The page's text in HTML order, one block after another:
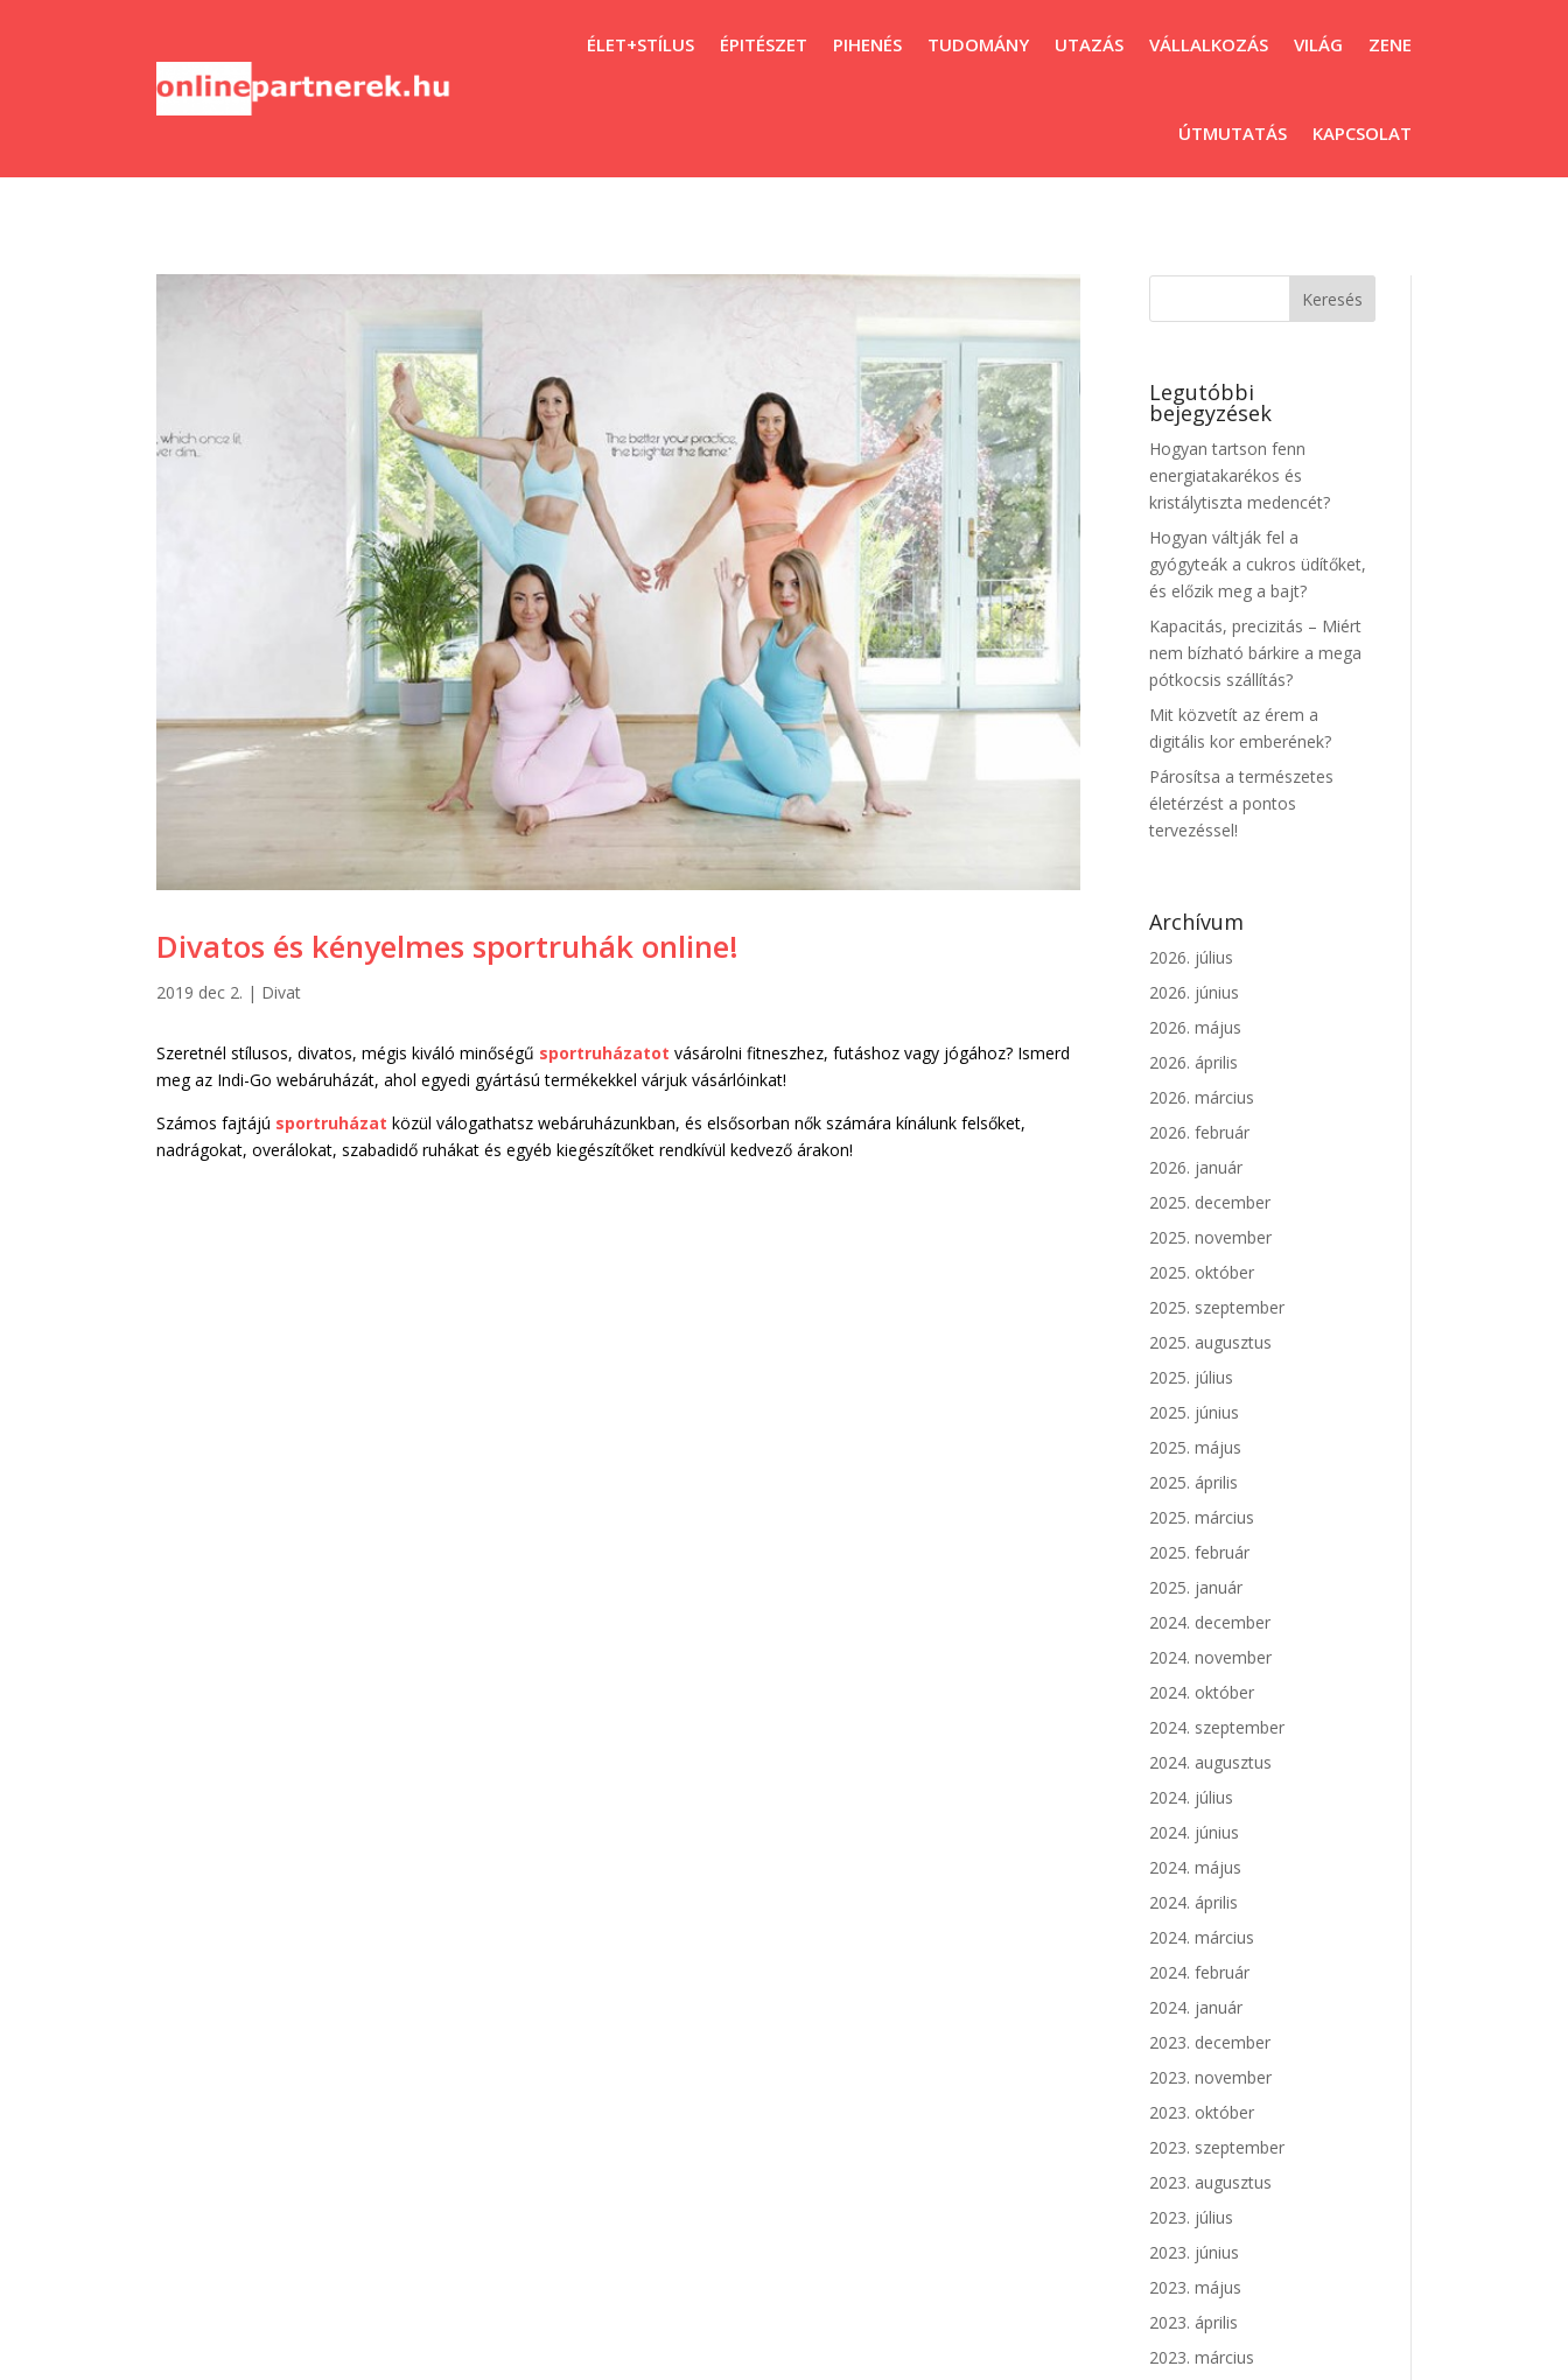
ÉLET+STÍLUS ÉPITÉSZET PIHENÉS TUDOMÁNY UTAZÁS VÁLLALKOZÁS VILÁG ZENE
ÚTMUTATÁS KAPCSOLAT
Divatos és kényelmes sportruhák online!
2019 dec 2. | Divat
Szeretnél stílusos, divatos, mégis kiváló minőségű sportruházatot vásárolni fitneszhez, futáshoz vagy jógához? Ismerd
meg az Indi-Go webáruházát, ahol egyedi gyártású termékekkel várjuk vásárlóinkat!
Számos fajtájú sportruházat közül válogathatsz webáruházunkban, és elsősorban nők számára kínálunk felsőket,
nadrágokat, overálokat, szabadidő ruhákat és egyéb kiegészítőket rendkívül kedvező árakon!
Legutóbbi
bejegyzések
Hogyan tartson fenn
energiatakarékos és
kristálytiszta medencét?
Hogyan váltják fel a
gyógyteák a cukros üdítőket,
és előzik meg a bajt?
Kapacitás, precizitás – Miért
nem bízható bárkire a mega
pótkocsis szállítás?
Mit közvetít az érem a
digitális kor emberének?
Párosítsa a természetes
életérzést a pontos
tervezéssel!
Archívum
2026. július
2026. június
2026. május
2026. április
2026. március
2026. február
2026. január
2025. december
2025. november
2025. október
2025. szeptember
2025. augusztus
2025. július
2025. június
2025. május
2025. április
2025. március
2025. február
2025. január
2024. december
2024. november
2024. október
2024. szeptember
2024. augusztus
2024. július
2024. június
2024. május
2024. április
2024. március
2024. február
2024. január
2023. december
2023. november
2023. október
2023. szeptember
2023. augusztus
2023. július
2023. június
2023. május
2023. április
2023. március